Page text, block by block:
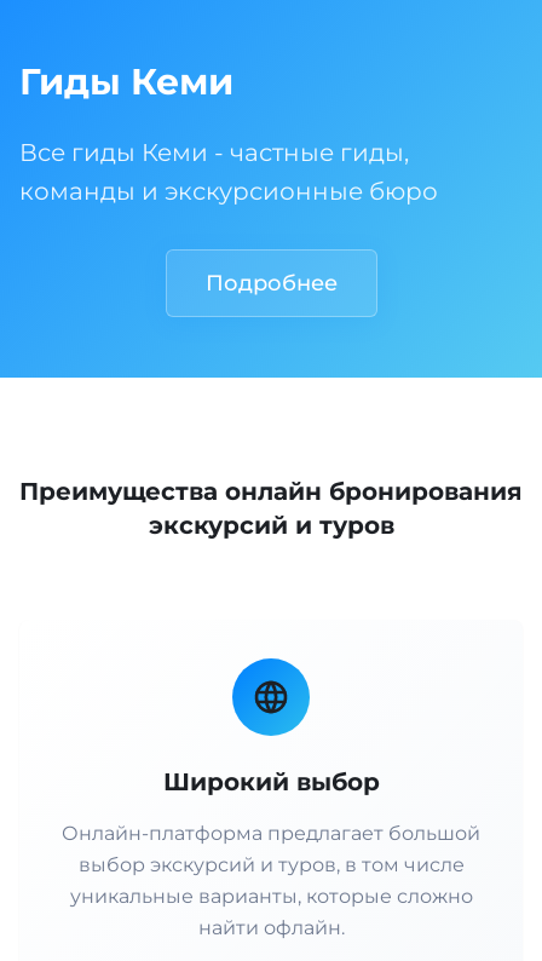
Гиды Кеми
Все гиды Кеми - частные гиды,
команды и экскурсионные бюро
Подробнее
Преимущества онлайн бронирования
экскурсий и туров
Широкий выбор
Онлайн-платформа предлагает большой
выбор экскурсий и туров, в том числе
уникальные варианты, которые сложно
найти офлайн.